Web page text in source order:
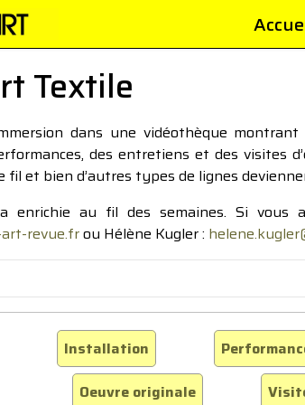
Textile
dans une vidéothèque
des entretiens et des visites
fil et bien d’autres types de lignes
enrichie au fil des semaines. Si vous
revue.frou Hélène Kugler :
Installation
Oeuvre originale